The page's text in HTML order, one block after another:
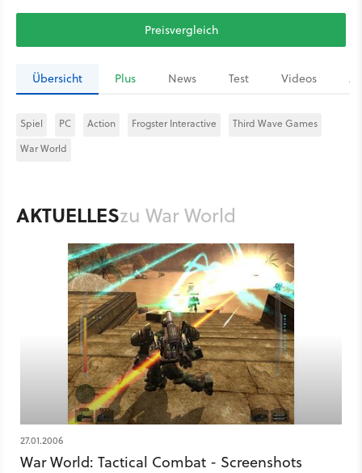
Preisvergleich
Übersicht Plus News Test Videos
Spiel PC Action Frogster Interactive
Third Wave Games
War World
AKTUELLESzu War World
27.01.2006
War World: Tactical Combat - Screenshots